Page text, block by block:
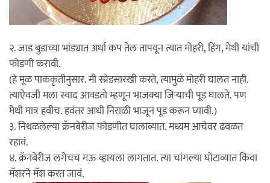
२. जाड बुडाच्या भांड्यात अर्धा कप तेल तापवून त्यात मोहरी, हिंग, मेथी यांची
फोडणी करावी.
(हे मूळ पाककृतीनुसार. मी स्प्रेडसारखी करते, त्यामुळे मोहरी घालत नाही.
त्याऐवजी मला स्वाद आवडतो म्हणून भाजक्या जिर्‍याची पूड घालते. पण
मेथी मात्र हवीच. हवंतर आधी निराळी भाजून पूड करून घ्यावी.)
३. निथळलेल्या क्रॅनबेरीज फोडणीत घालाव्यात. मध्यम आचेवर ढवळत
रहावं.
४. क्रॅनबेरीज लगेचच मऊ व्हायला लागतात. त्या चांगल्या घोटाव्यात किंवा
मॅशरने मॅश करत जावं.